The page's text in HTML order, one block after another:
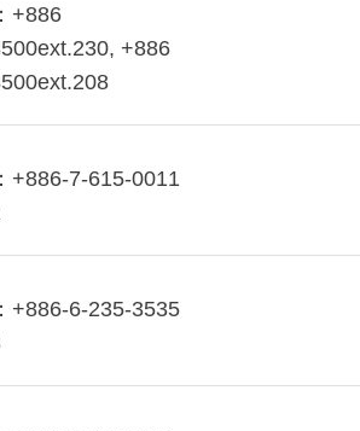
+886
+886
+886-7-615-0011
+886-6-235-3535